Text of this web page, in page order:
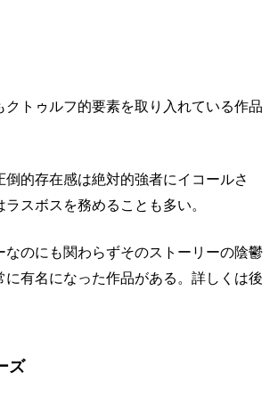
クトゥルフ的要素を取り入れている作品
倒的存在感は絶対的強者にイコールさ
スボスを務めることも多い。
なのにも関わらずそのストーリーの陰鬱
に有名になった作品がある。詳しくは後
ズ